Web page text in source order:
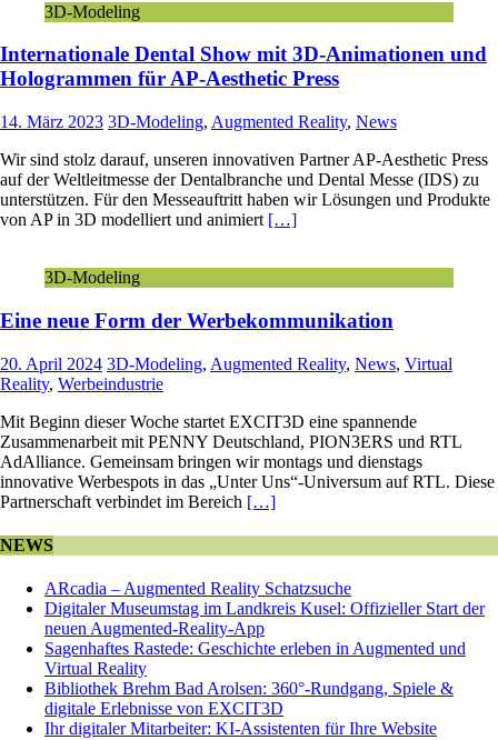
3D-Modeling
Internationale Dental Show mit 3D-Animationen und
Hologrammen für AP-Aesthetic Press
14. März 2023 3D-Modeling, Augmented Reality, News
Wir sind stolz darauf, unseren innovativen Partner AP-Aesthetic Press
auf der Weltleitmesse der Dentalbranche und Dental Messe (IDS) zu
unterstützen. Für den Messeauftritt haben wir Lösungen und Produkte
von AP in 3D modelliert und animiert […]
3D-Modeling
Eine neue Form der Werbekommunikation
20. April 2024 3D-Modeling, Augmented Reality, News, Virtual
Reality, Werbeindustrie
Mit Beginn dieser Woche startet EXCIT3D eine spannende
Zusammenarbeit mit PENNY Deutschland, PION3ERS und RTL
AdAlliance. Gemeinsam bringen wir montags und dienstags
innovative Werbespots in das „Unter Uns“-Universum auf RTL. Diese
Partnerschaft verbindet im Bereich […]
NEWS
ARcadia – Augmented Reality Schatzsuche
Digitaler Museumstag im Landkreis Kusel: Offizieller Start der
neuen Augmented-Reality-App
Sagenhaftes Rastede: Geschichte erleben in Augmented und
Virtual Reality
Bibliothek Brehm Bad Arolsen: 360°-Rundgang, Spiele &
digitale Erlebnisse von EXCIT3D
Ihr digitaler Mitarbeiter: KI-Assistenten für Ihre Website